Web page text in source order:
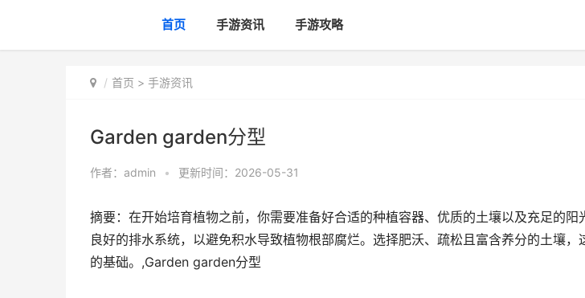
首页 手游资讯 手游攻略
首页 > 手游资讯
Garden garden分型
作者： admin • 更新时间：2026-05-31
摘要：在开始培育植物之前，你需要准备好合适的种植容器、优质的土壤以及充足的阳
良好的排水系统，以避免积水导致植物根部腐烂。选择肥沃、疏松且富含养分的土壤，
的基础。,Garden garden分型